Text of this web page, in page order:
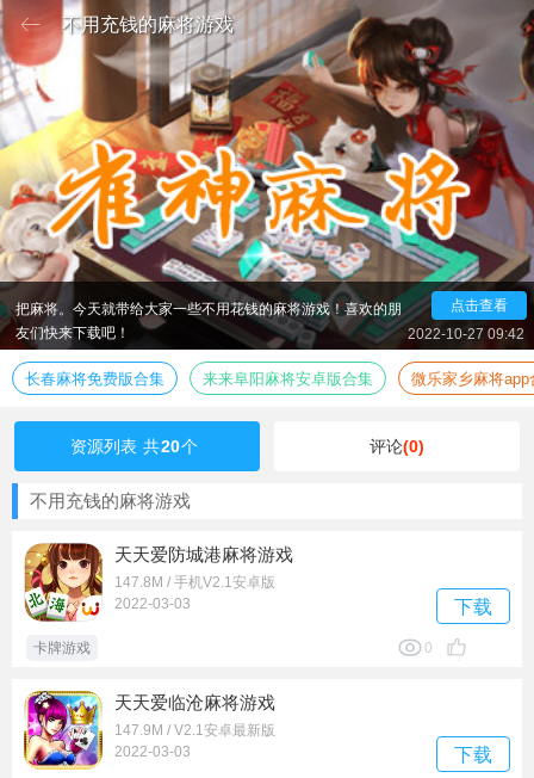
不用充钱的麻将游戏
说到麻将，大家绝对不会感到陌生，毕竟这可是国粹啊！
在中国大地上哪怕没玩过也肯定见人玩过！麻将源于中国，不
过推广到世界各地之后衍生出了各种各样的规则与玩法，而到
了现在，大家有了手机，打麻将那可是越来越方便了，不用摸
实体麻将也不用坐在一张牌桌上就可以愉快的约起小伙伴来几
把麻将。今天就带给大家一些不用花钱的麻将游戏！喜欢的朋
友们快来下载吧！
点击查看
2022-10-27 09:42
长春麻将免费版合集 来来阜阳麻将安卓版合集 微乐家乡麻将app
资源列表 共20个 评论(0)
不用充钱的麻将游戏
天天爱防城港麻将游戏
147.8M / 手机V2.1安卓版
2022-03-03
下载
卡牌游戏 0
天天爱临沧麻将游戏
147.9M / V2.1安卓最新版
2022-03-03
下载